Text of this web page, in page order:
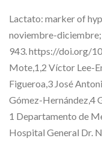
Lactato: marker of
noviembre-
943. https://doi.org/
Mote,1,2 Víctor Lee-
Figueroa,3 José
Gómez-Hernández,4
1 Departamento de
Hospital General Dr.